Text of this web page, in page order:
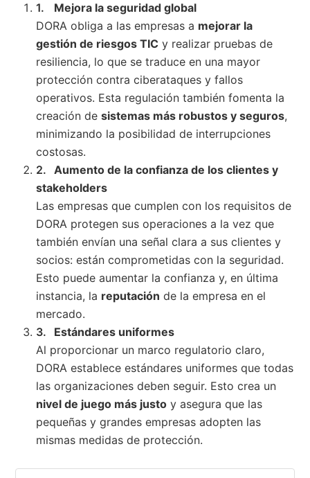
Mejora la seguridad global
DORA obliga a las empresas a mejorar la
gestión de riesgos TIC y realizar pruebas de
resiliencia, lo que se traduce en una mayor
protección contra ciberataques y fallos
operativos. Esta regulación también fomenta la
creación desistemas más robustos y seguros,
minimizando la posibilidad de interrupciones
costosas.
Aumento de la confianza de los clientes y
stakeholders
Las empresas que cumplen con los requisitos de
DORA protegen sus operaciones a la vez que
también envían una señal clara a sus clientes y
socios: están comprometidas con la seguridad.
Esto puede aumentar la confianza y, en última
instancia, la reputación de la empresa en el
mercado.
Estándares uniformes
Al proporcionar un marco regulatorio claro,
DORA establece estándares uniformes que todas
las organizaciones deben seguir. Esto crea un
nivel de juego más justo y asegura que las
pequeñas y grandes empresas adopten las
mismas medidas de protección.